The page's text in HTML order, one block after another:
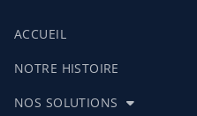
ACCUEIL
NOTRE HISTOIRE
NOS SOLUTIONS